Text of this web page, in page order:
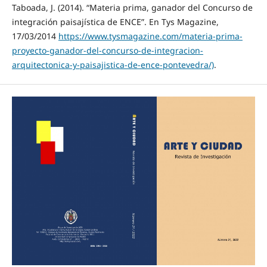
Taboada, J. (2014). “Materia prima, ganador del Concurso de
integración paisajística de ENCE”. En Tys Magazine,
17/03/2014 https://www.tysmagazine.com/materia-prima-
proyecto-ganador-del-concurso-de-integracion-
arquitectonica-y-paisajistica-de-ence-pontevedra/).